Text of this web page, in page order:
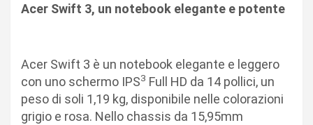
Acer Swift 3, un notebook elegante e potente
Acer Swift 3 è un notebook elegante e leggero
con uno schermo IPS3 Full HD da 14 pollici, un
peso di soli 1,19 kg, disponibile nelle colorazioni
grigio e rosa. Nello chassis da 15,95mm